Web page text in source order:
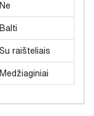
Ne
Balti
Su raišteliais
Medžiaginiai